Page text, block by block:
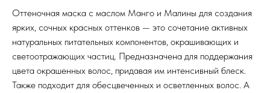
Оттеночная маска с маслом Манго и Малины для создания
ярких, сочных красных оттенков — это сочетание активных
натуральных питательных компонентов, окрашивающих и
светоотражающих частиц. Предназначена для поддержания
цвета окрашенных волос, придавая им интенсивный блеск.
Также подходит для обесцвеченных и осветленных волос. А